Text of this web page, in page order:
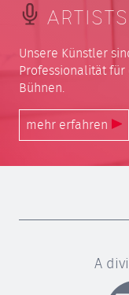
ARTISTS
Unsere Künstler
Professionalität
Bühnen.
mehr erfahren
A